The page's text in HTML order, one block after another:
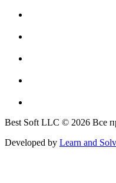
Best Soft LLC © 2026 Все
Developed by Learn and